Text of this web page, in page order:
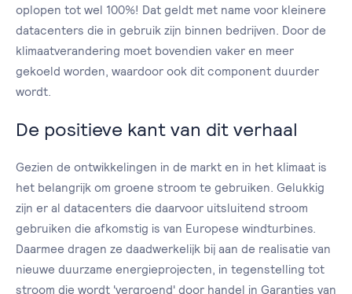
oplopen tot wel 100%! Dat geldt met name voor kleinere
datacenters die in gebruik zijn binnen bedrijven. Door de
klimaatverandering moet bovendien vaker en meer
gekoeld worden, waardoor ook dit component duurder
wordt.
De positieve kant van dit verhaal
Gezien de ontwikkelingen in de markt en in het klimaat is
het belangrijk om groene stroom te gebruiken. Gelukkig
zijn er al datacenters die daarvoor uitsluitend stroom
gebruiken die afkomstig is van Europese windturbines.
Daarmee dragen ze daadwerkelijk bij aan de realisatie van
nieuwe duurzame energieprojecten, in tegenstelling tot
stroom die wordt 'vergroend' door handel in Garanties van